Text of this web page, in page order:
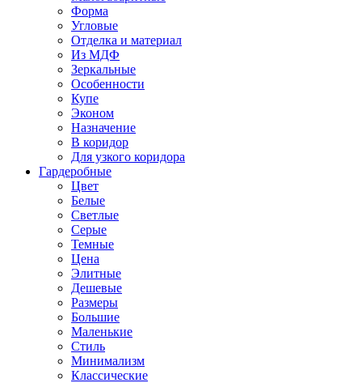
Форма
Угловые
Отделка и материал
Из МДФ
Зеркальные
Особенности
Купе
Эконом
Назначение
В коридор
Для узкого коридора
Гардеробные
Цвет
Белые
Светлые
Серые
Темные
Цена
Элитные
Дешевые
Размеры
Большие
Маленькие
Стиль
Минимализм
Классические